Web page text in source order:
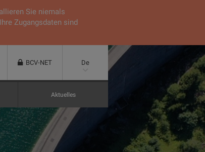
Sie niemals
Zugangsdaten sind
BCV-NET De
Aktuelles